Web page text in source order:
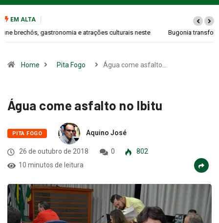
EM ALTA
Bugonia transforma paranoia e conspiração em um suspense imprevisível
Home Pita Fogo Água come asfalto…
Água come asfalto no Ibitu
PITA FOGO Aquino José
26 de outubro de 2018 0
802
10 minutos de leitura